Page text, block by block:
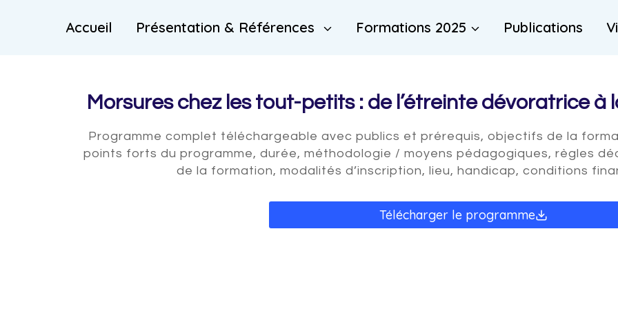
Accueil Présentation & Références Formations 2025 Publications
Morsures chez les tout-petits : de l’étreinte dévoratrice à
Programme complet téléchargeable avec publics et prérequis, objectifs de la
points forts du programme, durée, méthodologie / moyens pédagogiques, règles
de la formation, modalités d’inscription, lieu, handicap, conditions
Télécharger le programme